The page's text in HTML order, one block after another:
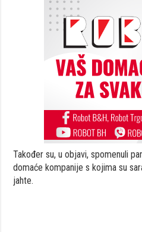
Također su, u objavi, spomenuli
domaće kompanije s kojima su
jahte.